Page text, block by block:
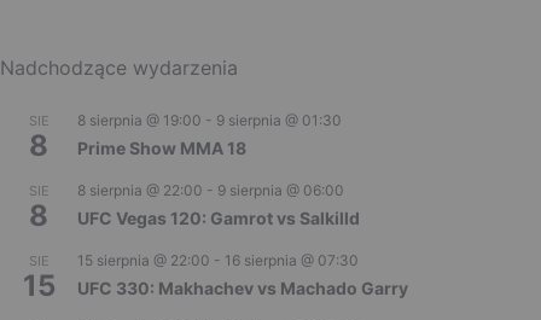
Nadchodzące wydarzenia
SIE
8
8 sierpnia @ 19:00 - 9 sierpnia @ 01:30
Prime Show MMA 18
SIE
8
8 sierpnia @ 22:00 - 9 sierpnia @ 06:00
UFC Vegas 120: Gamrot vs Salkilld
SIE
15
15 sierpnia @ 22:00 - 16 sierpnia @ 07:30
UFC 330: Makhachev vs Machado Garry